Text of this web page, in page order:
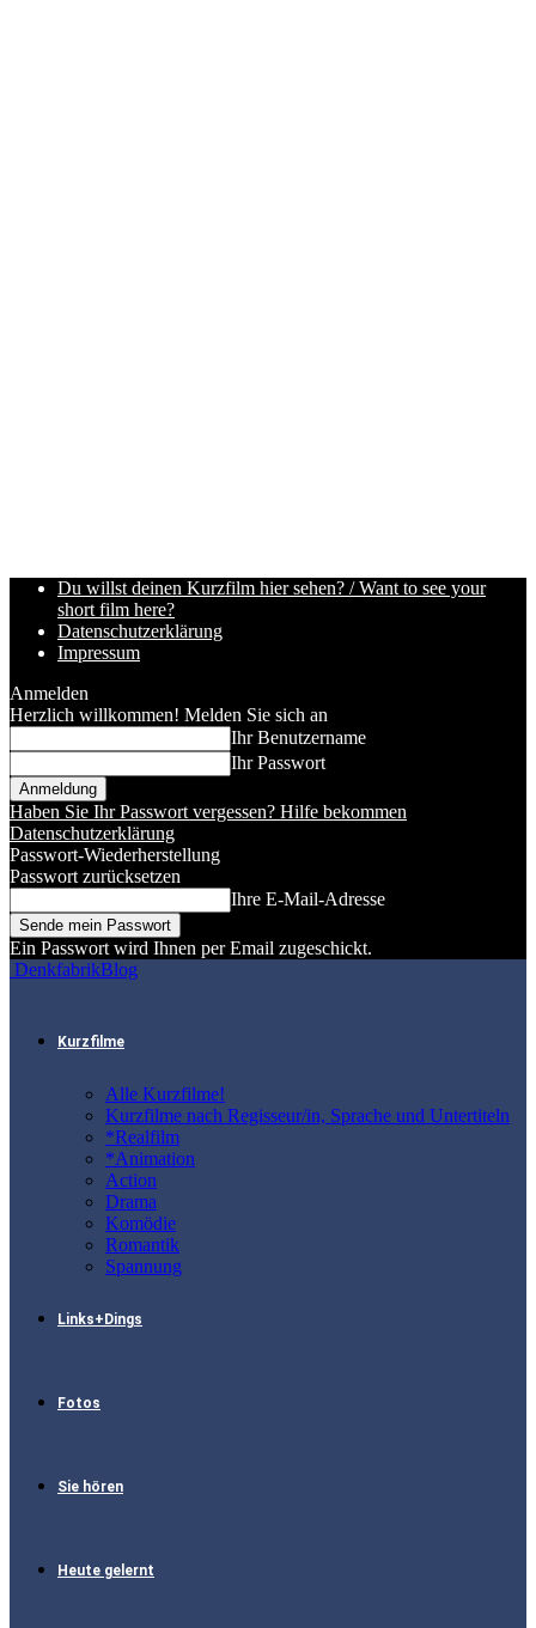
Du willst deinen Kurzfilm hier sehen? / Want to see your
short film here?
Datenschutzerklärung
Impressum
Anmelden
Herzlich willkommen! Melden Sie sich an
Ihr Benutzername
Ihr Passwort
Haben Sie Ihr Passwort vergessen? Hilfe bekommen
Datenschutzerklärung
Passwort-Wiederherstellung
Passwort zurücksetzen
Ihre E-Mail-Adresse
Ein Passwort wird Ihnen per Email zugeschickt.
DenkfabrikBlog
Kurzfilme
Alle Kurzfilme!
Kurzfilme nach Regisseur/in, Sprache und Untertiteln
*Realfilm
*Animation
Action
Drama
Komödie
Romantik
Spannung
Links+Dings
Fotos
Sie hören
Heute gelernt